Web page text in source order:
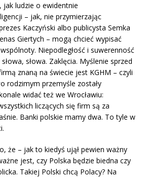
ludzie o ewidentnie
– jak, nie przymierzając
Kaczyński albo publicysta Semka
Giertych – mogą chcieć wypisać
Niepodległość i suwerenność
słowa. Zaklęcia. Myślenie sprzed
znaną na świecie jest KGHM – czyli
rodzimym przemyśle zostały
widać też we Wrocławiu:
liczących się firm są za
Banki polskie mamy dwa. To tyle w
że – jak to kiedyś ujął pewien ważny
jest, czy Polska będzie biedna czy
Takiej Polski chcą Polacy? Na